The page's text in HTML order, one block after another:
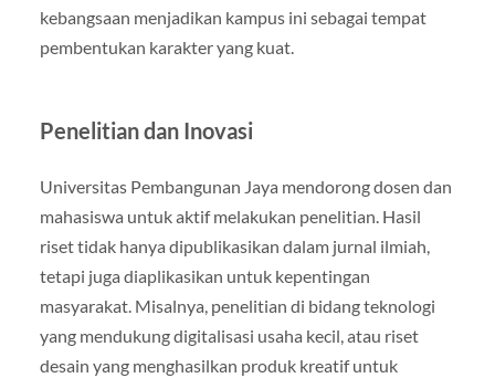
kebangsaan menjadikan kampus ini sebagai tempat
pembentukan karakter yang kuat.
Penelitian dan Inovasi
Universitas Pembangunan Jaya mendorong dosen dan
mahasiswa untuk aktif melakukan penelitian. Hasil
riset tidak hanya dipublikasikan dalam jurnal ilmiah,
tetapi juga diaplikasikan untuk kepentingan
masyarakat. Misalnya, penelitian di bidang teknologi
yang mendukung digitalisasi usaha kecil, atau riset
desain yang menghasilkan produk kreatif untuk